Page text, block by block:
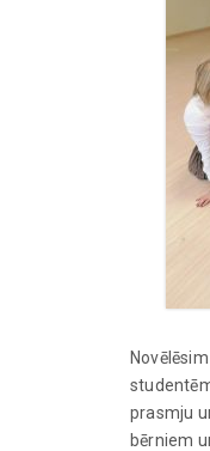
prasmju
bērniem